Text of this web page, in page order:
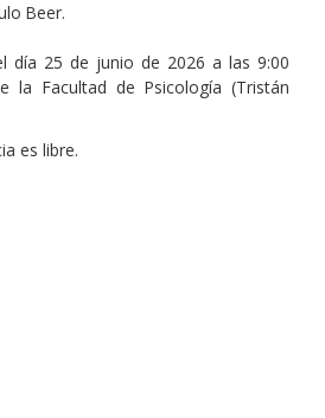
Beer.
día 25 de junio de 2026 a las 9:00
la Facultad de Psicología (Tristán
es libre.